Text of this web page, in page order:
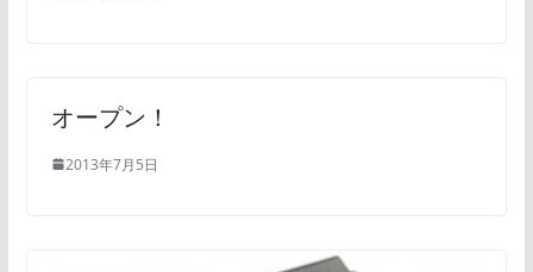
オープン！
2013年7月5日